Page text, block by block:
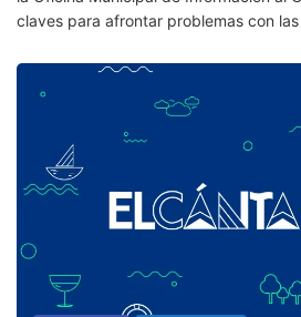
claves para afrontar problemas con